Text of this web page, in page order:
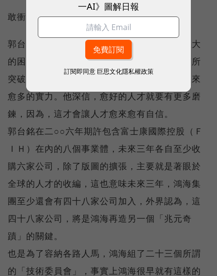
敢衝——突破難關就能獲得大報酬
郭台銘在打造鴻海帝國的過程中，遭遇許多巨大
的困難，但他認為在應付這些難關時，若能有所
突破，就能讓自己得到了最大的報酬、擁有愈來
愈多的實力。他深信，愈好的人才就要有更多磨
鍊，因為，這才會讓人才愈來愈有自信。
郭台銘在二○○六年期許包含富士康國際控股（Ｆ
ＩＨ）在內的八個事業體，未來三年各自至少收
購六家公司，除了版圖的擴張，主要就是著眼於
全球的人才的收編，這也意味未來三年，鴻海集
團至少還會有四十八家公司加入，外界認為，這
四十八家公司，將是鴻海再造另一個「兆元奇
蹟」的關鍵。
也是為了容納各路人馬，鴻海組了二十三個所謂
的「技術委員會」，事實上鴻海很早就有這樣的
一AI》圖解日報
訂閱即同意 巨思文化隱私權政策